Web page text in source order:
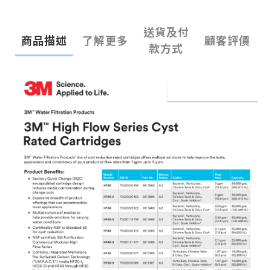
商品描述 了解更多
送貨及付
款方式
顧客評價